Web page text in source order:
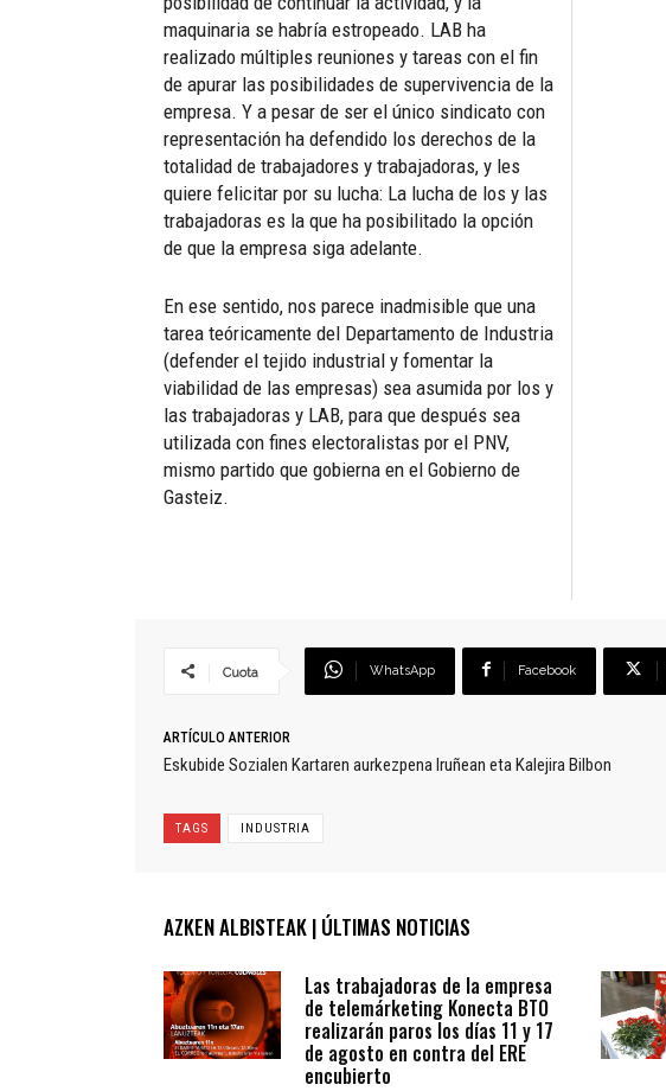
maquinaria se habría estropeado. LAB ha
realizado múltiples reuniones y tareas con el fin
de apurar las posibilidades de supervivencia de la
empresa. Y a pesar de ser el único sindicato con
representación ha defendido los derechos de la
totalidad de trabajadores y trabajadoras, y les
quiere felicitar por su lucha: La lucha de los y las
trabajadoras es la que ha posibilitado la opción
de que la empresa siga adelante.
En ese sentido, nos parece inadmisible que una
tarea teóricamente del Departamento de Industria
(defender el tejido industrial y fomentar la
viabilidad de las empresas) sea asumida por los y
las trabajadoras y LAB, para que después sea
utilizada con fines electoralistas por el PNV,
mismo partido que gobierna en el Gobierno de
Gasteiz.
Cuota WhatsApp Facebook
ARTÍCULO ANTERIOR
Eskubide Sozialen Kartaren aurkezpena Iruñean eta Kalejira Bilbon
TAGS INDUSTRIA
AZKEN ALBISTEAK | ÚLTIMAS NOTICIAS
Las trabajadoras de la empresa
de telemárketing Konecta BTO
realizarán paros los días 11 y 17
de agosto en contra del ERE
encubierto